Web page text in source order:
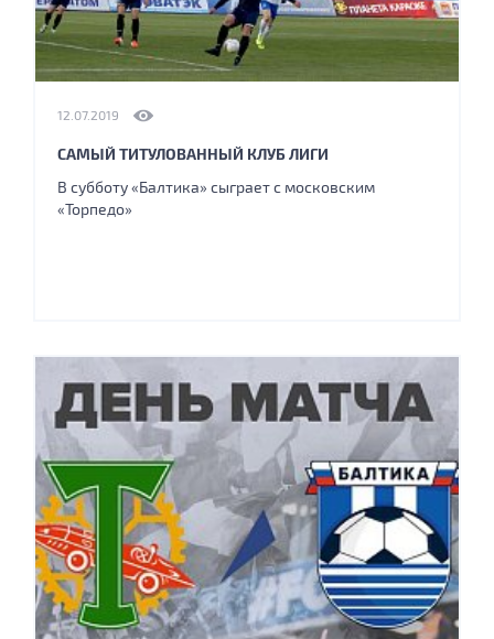
12.07.2019
САМЫЙ ТИТУЛОВАННЫЙ КЛУБ ЛИГИ
В субботу «Балтика» сыграет с московским
«Торпедо»